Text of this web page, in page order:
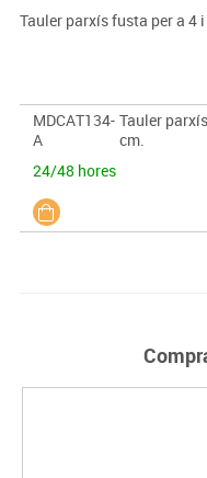
Tauler parxís fusta per a 4
MDCAT134-
A
Tauler
cm.
24/48 hores